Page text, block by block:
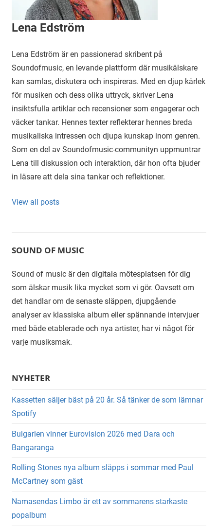
Lena Edström
Lena Edström är en passionerad skribent på
Soundofmusic, en levande plattform där musikälskare
kan samlas, diskutera och inspireras. Med en djup kärlek
för musiken och dess olika uttryck, skriver Lena
insiktsfulla artiklar och recensioner som engagerar och
väcker tankar. Hennes texter reflekterar hennes breda
musikaliska intressen och djupa kunskap inom genren.
Som en del av Soundofmusic-communityn uppmuntrar
Lena till diskussion och interaktion, där hon ofta bjuder
in läsare att dela sina tankar och reflektioner.
View all posts
SOUND OF MUSIC
Sound of music är den digitala mötesplatsen för dig
som älskar musik lika mycket som vi gör. Oavsett om
det handlar om de senaste släppen, djupgående
analyser av klassiska album eller spännande intervjuer
med både etablerade och nya artister, har vi något för
varje musiksmak.
NYHETER
Kassetten säljer bäst på 20 år. Så tänker de som lämnar
Spotify
Bulgarien vinner Eurovision 2026 med Dara och
Bangaranga
Rolling Stones nya album släpps i sommar med Paul
McCartney som gäst
Namasendas Limbo är ett av sommarens starkaste
popalbum